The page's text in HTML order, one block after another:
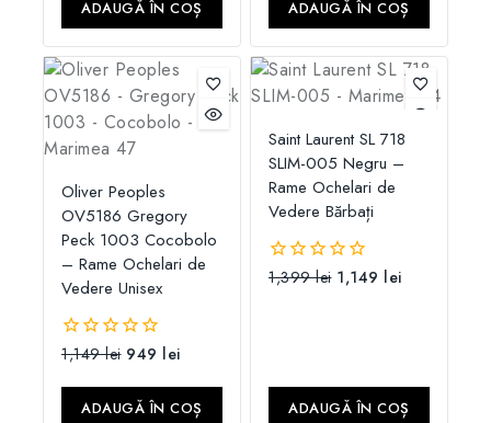
ADAUGĂ ÎN COȘ ADAUGĂ ÎN COȘ
Oliver Peoples
OV5186 Gregory
Peck 1003 Cocobolo
– Rame Ochelari de
Vedere Unisex
0
5
1,149lei 949 lei
ADAUGĂ ÎN COȘ
Saint Laurent SL 718
SLIM-005 Negru –
Rame Ochelari de
Vedere Bărbați
0
1,399lei 1,149 lei
ADAUGĂ ÎN COȘ